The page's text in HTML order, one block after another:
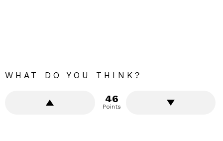
WHAT DO YOU THINK?
46
Points